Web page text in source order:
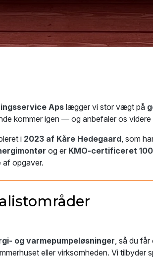
Aps lægger vi stor vægt på
kommer igen — og anbefaler os videre
i 2023 af Kåre Hedegaard, som
og er KMO-certificeret
af opgaver.
og varmepumpeløsninger, så du
eller virksomheden. Vi